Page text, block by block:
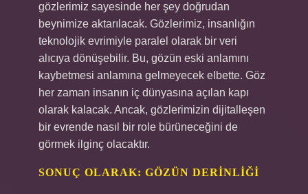
gözlerimiz sayesinde her şey doğrudan
beynimize aktarılacak. Gözlerimiz, insanlığın
teknolojik evrimiyle paralel olarak bir veri
alıcıya dönüşebilir. Bu, gözün eski anlamını
kaybetmesi anlamına gelmeyecek elbette. Göz
her zaman insanın iç dünyasına açılan kapı
olarak kalacak. Ancak, gözlerimizin dijitalleşen
bir evrende nasıl bir role bürüneceğini de
görmek ilginç olacaktır.
SONUÇ OLARAK: GÖZÜN DERINLIĞI